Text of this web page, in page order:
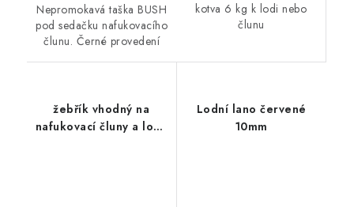
Nepromokavá taška BUSH
pod sedačku nafukovacího
člunu. Černé provedení
kotva 6 kg k lodi nebo
člunu
žebřík vhodný na
nafukovací čluny a lodě
Lodní lano červené
10mm